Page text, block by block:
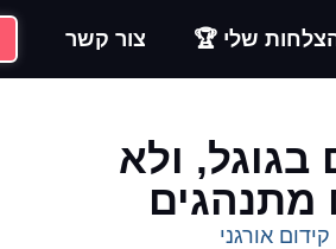
שלי 🏆 צור קשר
ולא
מתנהגים
קידום אורגני